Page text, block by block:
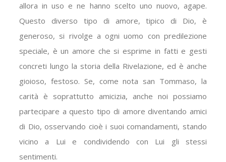
allora in uso e ne hanno scelto uno nuovo, agape.
Questo diverso tipo di amore, tipico di Dio, è
generoso, si rivolge a ogni uomo con predilezione
speciale, è un amore che si esprime in fatti e gesti
concreti lungo la storia della Rivelazione, ed è anche
gioioso, festoso. Se, come nota san Tommaso, la
carità è soprattutto amicizia, anche noi possiamo
partecipare a questo tipo di amore diventando amici
di Dio, osservando cioè i suoi comandamenti, stando
vicino a Lui e condividendo con Lui gli stessi
sentimenti.